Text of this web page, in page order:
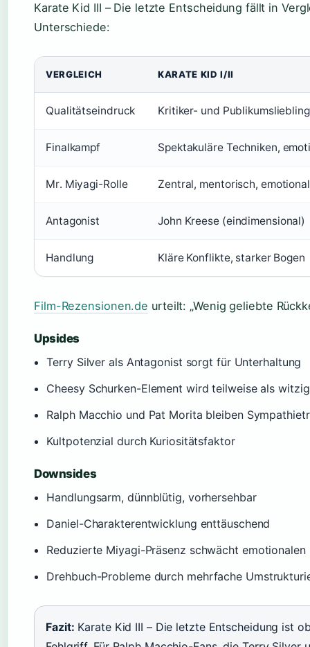
Karate Kid III – Die letzte Entscheidung fällt in
Unterschiede:
VERGLEICH KARATE KID I/II
Qualitätseindruck Kritiker- und
Finalkampf Spektakuläre Techniken,
Mr. Miyagi-Rolle Zentral, mentorisch,
Antagonist John Kreese (eindimensional)
Handlung Kläre Konflikte, starker Bogen
Film-Rezensionen.de urteilt: „Wenig geliebte
Upsides
Terry Silver als Antagonist sorgt für Unterhaltung
Cheesy Schurken-Element wird teilweise als
Ralph Macchio und Pat Morita bleiben
Kultpotenzial durch Kuriositätsfaktor
Downsides
Handlungsarm, dünnblütig, vorhersehbar
Daniel-Charakterentwicklung enttäuschend
Reduzierte Miyagi-Präsenz schwächt emotionalen
Drehbuch-Probleme durch mehrfache
Fazit: Karate Kid III – Die letzte Entscheidung ist